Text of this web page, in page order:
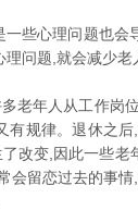
些心理问题也会
问题,就会减少老
年人从工作岗
规律。退休之
改变,因此一些
会留恋过去的事